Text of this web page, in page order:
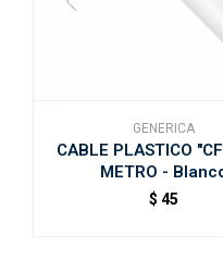
GENERICA
CABLE PLASTICO
METRO -
$ 45